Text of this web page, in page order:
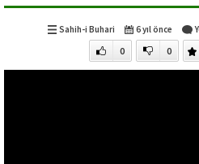
Sahih-i Buhari 6 yıl önce
0 0